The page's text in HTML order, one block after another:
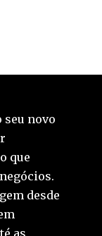
seu novo
que
desde